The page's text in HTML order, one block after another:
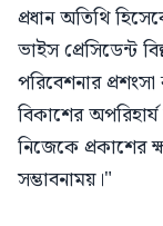
প্রধান অতিথি
ভাইস প্রেসিডেন্ট
পরিবেশনার
বিকাশের
নিজেকে প্রকাশের
সম্ভাবনাময়।"